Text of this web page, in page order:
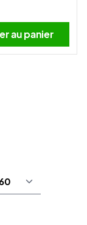
au panier